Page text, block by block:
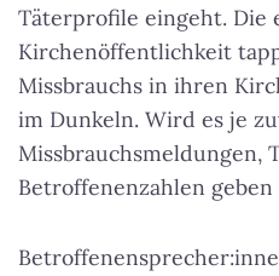
Täterprofile eingeht. Die
Kirchenöffentlichkeit
Missbrauchs in ihren
im Dunkeln. Wird es je
Missbrauchsmeldungen,
Betroffenenzahlen geben